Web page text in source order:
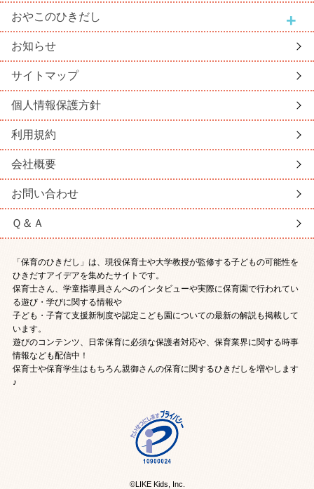
おやこ のひきだし
お知らせ
サイトマップ
個人情報保護方針
利用規約
会社概要
お問い合わせ
Ｑ＆Ａ
「保育のひきだし」は、現役保育士や大学教授が監修する子どもの可能性を
ひきだすアイデアを集めたサイトです。
保育士さん、学童指導員さんへのインタビューや実際に保育園で行われてい
る遊び・学びに関する情報や
子ども・子育て支援新制度や認定こども園についての最新の解説も掲載して
います。
遊びのコンテンツ、日常保育に必須な保護者対応や、保育業界に関する時事
情報なども配信中！
保育士や保育学生はもちろん親御さんの保育に関するひきだしを増やします
♪
©LIKE Kids, Inc.